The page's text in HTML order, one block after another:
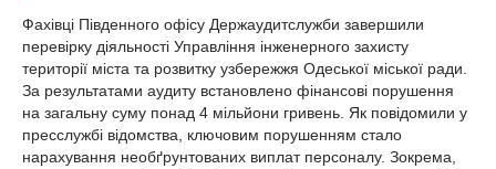
Фахівці Південного офісу Держаудитслужби завершили
перевірку діяльності Управління інженерного захисту
території міста та розвитку узбережжя Одеської міської ради.
За результатами аудиту встановлено фінансові порушення
на загальну суму понад 4 мільйони гривень. Як повідомили у
пресслужбі відомства, ключовим порушенням стало
нарахування необґрунтованих виплат персоналу. Зокрема,